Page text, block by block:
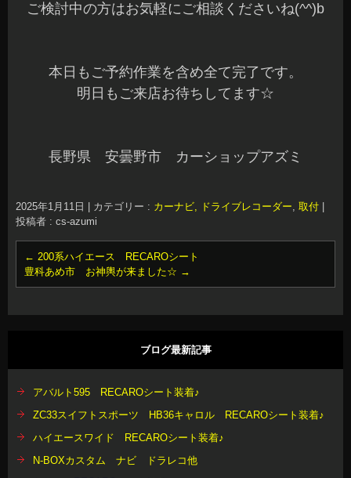
ご検討中の方はお気軽にご相談くださいね(^^)b
本日もご予約作業を含め全て完了です。
明日もご来店お待ちしてます☆
長野県 安曇野市 カーショップアズミ
2025年1月11日 カテゴリー : カーナビ, ドライブレコーダー, 取付
投稿者 : cs-azumi
← 200系ハイエース RECAROシート
豊科あめ市 お神輿が来ました☆ →
ブログ最新記事
アバルト595 RECAROシート装着♪
ZC33スイフトスポーツ HB36キャロル RECAROシート装着♪
ハイエースワイド RECAROシート装着♪
N-BOXカスタム ナビ ドラレコ他